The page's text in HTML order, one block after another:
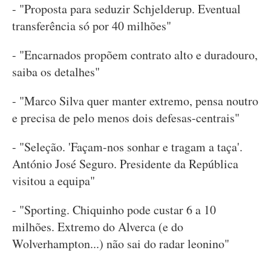
- "Proposta para seduzir Schjelderup. Eventual
transferência só por 40 milhões"
- "Encarnados propõem contrato alto e duradouro,
saiba os detalhes"
- "Marco Silva quer manter extremo, pensa noutro
e precisa de pelo menos dois defesas-centrais"
- "Seleção. 'Façam-nos sonhar e tragam a taça'.
António José Seguro. Presidente da República
visitou a equipa"
- "Sporting. Chiquinho pode custar 6 a 10
milhões. Extremo do Alverca (e do
Wolverhampton...) não sai do radar leonino"